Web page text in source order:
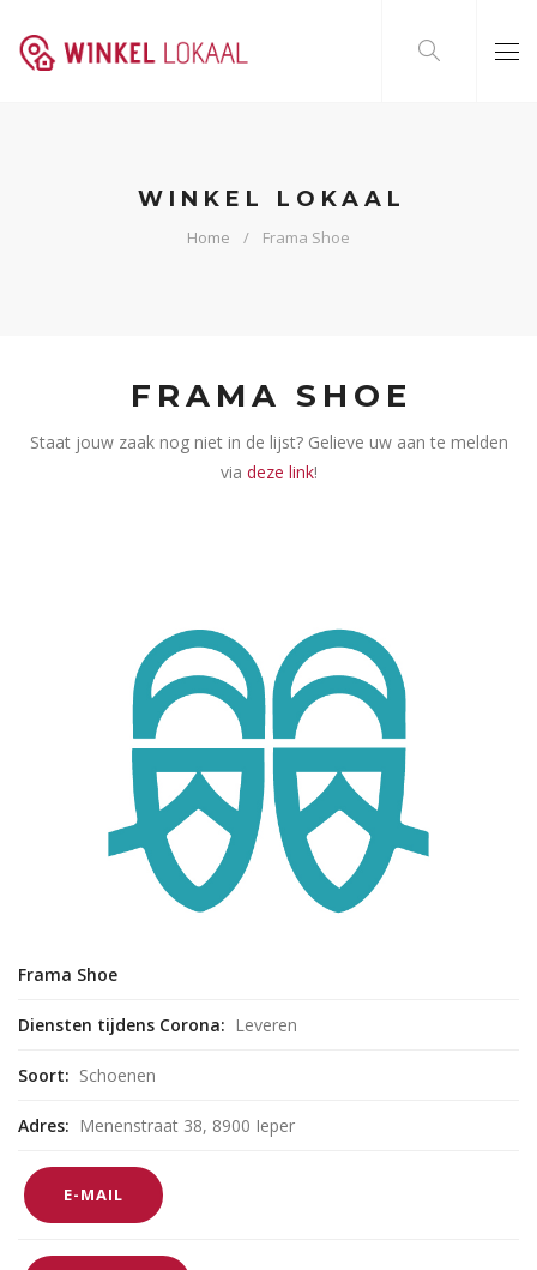
WINKEL LOKAAL
Home Frama Shoe
FRAMA SHOE
Staat jouw zaak nog niet in de lijst? Gelieve uw aan te melden
via deze link!
Frama Shoe
Diensten tijdens Corona: Leveren
Soort: Schoenen
Adres: Menenstraat 38, 8900 Ieper
E-MAIL